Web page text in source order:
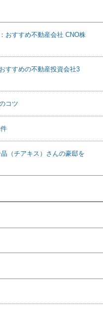
おすすめ不動産会社 CNO株
すすめの不動産投資会社3
コツ
（チアキス）さんの豪邸を